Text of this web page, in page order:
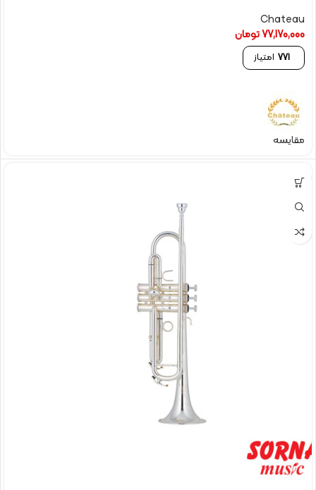
Chateau
77,170,000تومان
771 امتیاز
مقایسه